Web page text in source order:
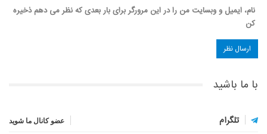
نام، ایمیل و وبسایت من را در این مرورگر برای بار بعدی که نظر می دهم ذخیره
کن
با ما باشید
تلگرام عضو کانال ما شوید